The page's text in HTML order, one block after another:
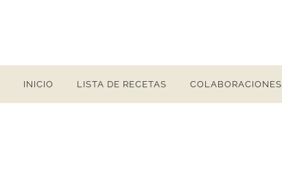
INICIO LISTA DE RECETAS COLABORACIONES